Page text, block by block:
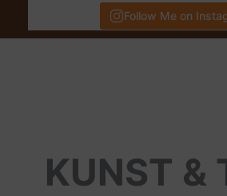
Follow Me on
KUNST &